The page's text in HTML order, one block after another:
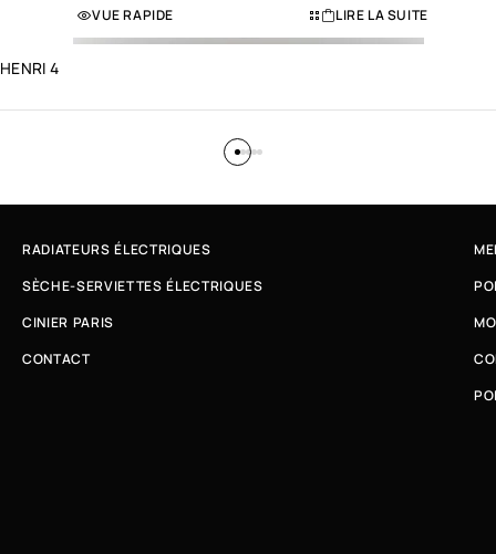
VUE RAPIDE LIRE LA SUITE
HENRI 4
RADIATEURS ÉLECTRIQUES
SÈCHE-SERVIETTES ÉLECTRIQUES
CINIER PARIS
CONTACT